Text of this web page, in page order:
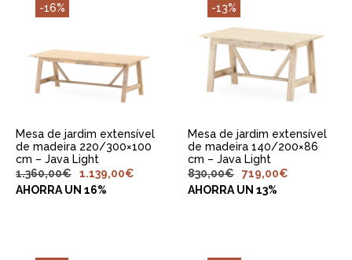
-16%
ADICIONAR AO
CARRINHO
Mesa de jardim extensível
de madeira 220/300×100
cm – Java Light
1.360,00€ 1.139,00€
AHORRA UN 16%
-13%
ADICIONAR AO
CARRINHO
Mesa de jardim extensível
de madeira 140/200×86
cm – Java Light
830,00€ 719,00€
AHORRA UN 13%